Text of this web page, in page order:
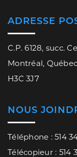
ADRESSE
C.P. 6128, succ.
Montréal, Québec
H3C 3J7
NOUS
Téléphone : 514
Télécopieur : 514